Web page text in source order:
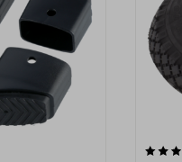
stjärnor